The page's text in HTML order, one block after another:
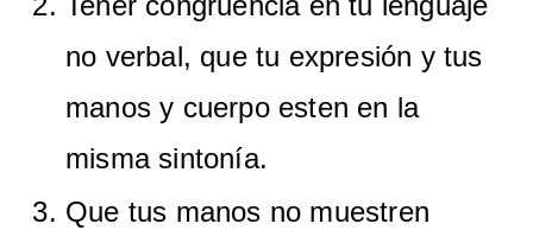
no verbal, que tu expresión y tus
manos y cuerpo esten en la
misma sintonía.
Que tus manos no muestren